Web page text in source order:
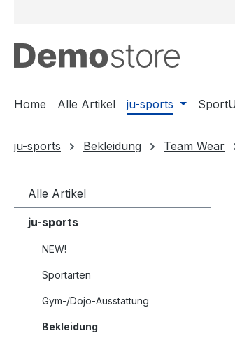
Home Alle Artikel ju-sports
ju-sports Bekleidung Team Wear
Alle Artikel
ju-sports
NEW!
Sportarten
Gym-/Dojo-Ausstattung
Bekleidung